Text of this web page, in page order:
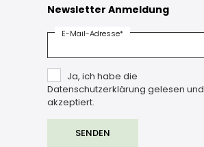
Newsletter Anmeldung
E-Mail-Adresse*
Ja, ich habe die
Datenschutzerklärung gelesen und
akzeptiert.